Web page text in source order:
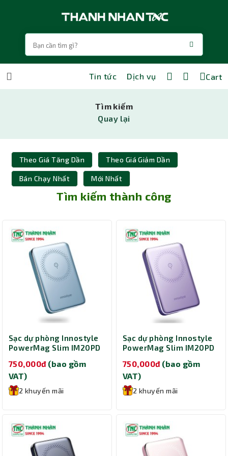
Tin tức Dịch vụ Cart
Tìm kiếm
Quay lại
Theo Giá Tăng Dần Theo Giá Giảm Dần
Bán Chạy Nhất Mới Nhất
Tìm kiếm thành công
Sạc dự phòng Innostyle
PowerMag Slim IM20PD
(Xanh)
750,000đ (bao gồm
VAT)
2 khuyến mãi
Sạc dự phòng Innostyle
PowerMag Slim IM20PD
(Tím)
750,000đ (bao gồm
VAT)
2 khuyến mãi